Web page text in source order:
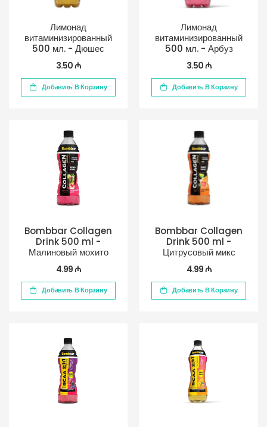
Лимонад
витаминизированный
500 мл. - Дюшес
3.50 ₼
Добавить В Корзину
Лимонад
витаминизированный
500 мл. - Арбуз
3.50 ₼
Добавить В Корзину
Bombbar Collagen
Drink 500 ml -
Малиновый мохито
4.99 ₼
Добавить В Корзину
Bombbar Collagen
Drink 500 ml -
Цитрусовый микс
4.99 ₼
Добавить В Корзину